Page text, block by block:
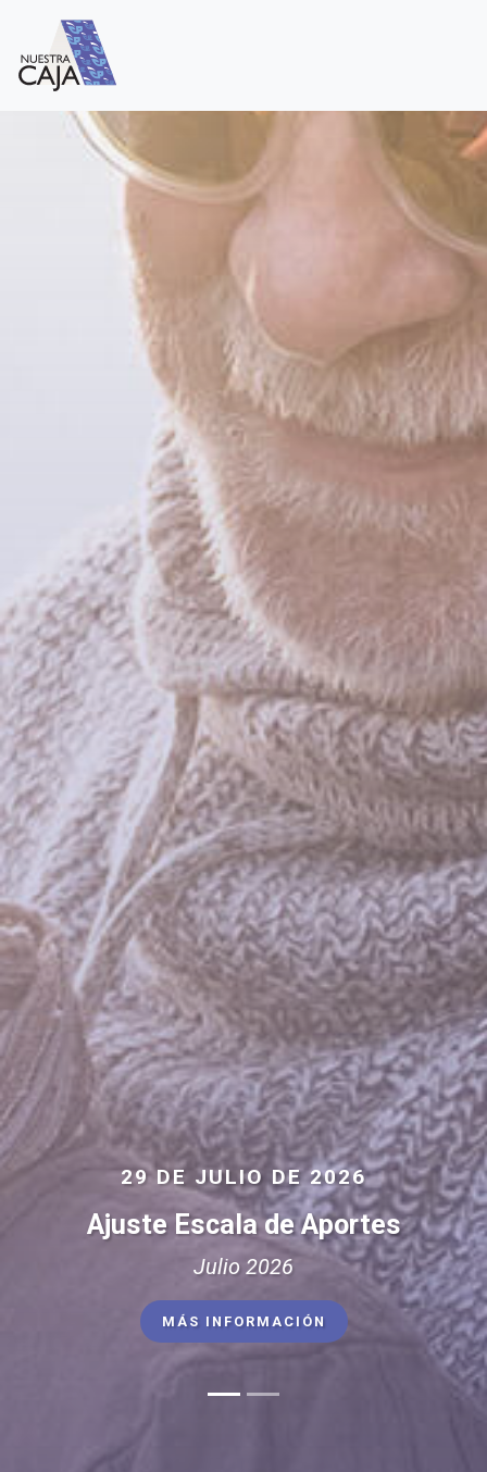
NUEVO
Módulo de consultas web
Ingresá para realizar la creación de usuario y
clave